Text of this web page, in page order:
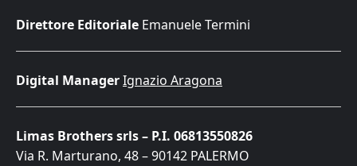
Direttore Editoriale Emanuele Termini
Digital ManagerIgnazio Aragona
Limas Brothers srls – P.I. 06813550826
Via R. Marturano, 48 – 90142 PALERMO